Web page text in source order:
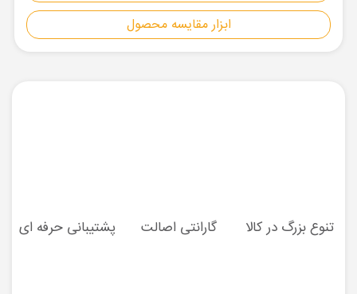
ابزار مقایسه محصول
تنوع بزرگ در کالا گارانتی اصالت پشتیبانی حرفه ای